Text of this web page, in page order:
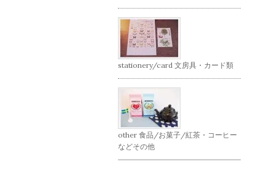
stationery/card 文房具・カード類
other 食品/お菓子/紅茶・コーヒー
などその他